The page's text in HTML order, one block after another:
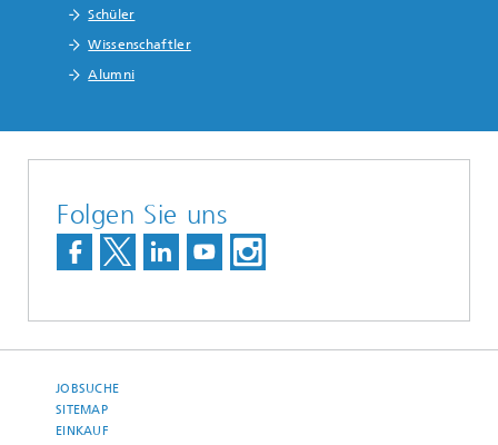
Schüler
Wissenschaftler
Alumni
Folgen Sie uns
JOBSUCHE
SITEMAP
EINKAUF